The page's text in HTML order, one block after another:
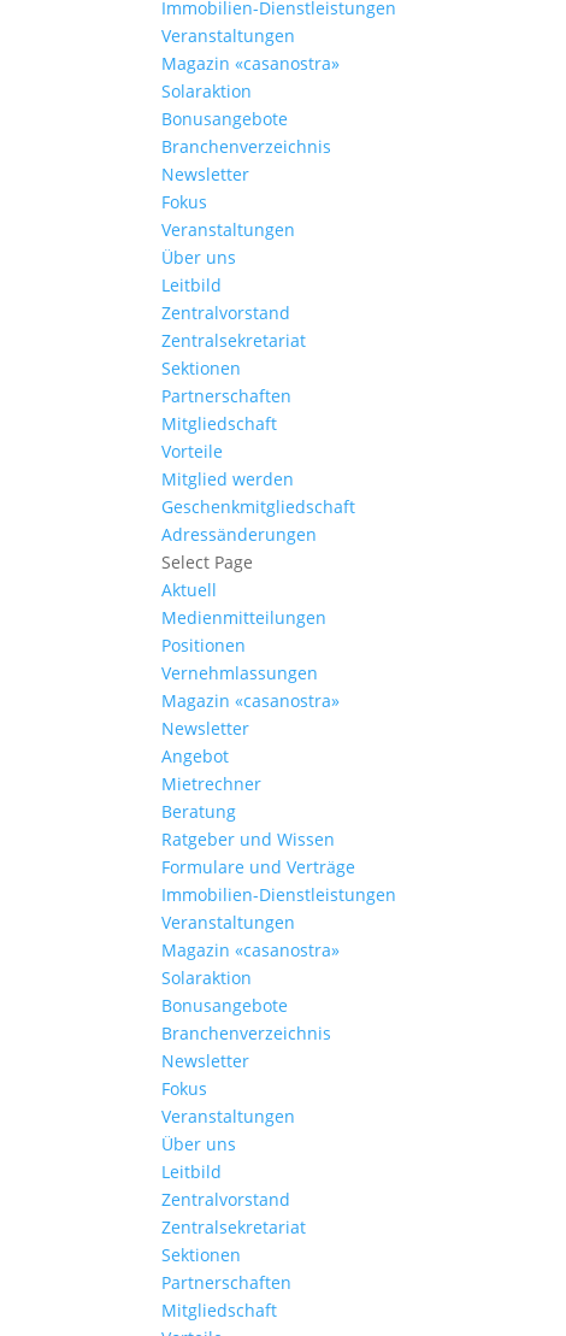
Immobilien-Dienstleistungen
Veranstaltungen
Magazin «casanostra»
Solaraktion
Bonusangebote
Branchenverzeichnis
Newsletter
Fokus
Veranstaltungen
Über uns
Leitbild
Zentralvorstand
Zentralsekretariat
Sektionen
Partnerschaften
Mitgliedschaft
Vorteile
Mitglied werden
Geschenkmitgliedschaft
Adressänderungen
Select Page
Aktuell
Medienmitteilungen
Positionen
Vernehmlassungen
Magazin «casanostra»
Newsletter
Angebot
Mietrechner
Beratung
Ratgeber und Wissen
Formulare und Verträge
Immobilien-Dienstleistungen
Veranstaltungen
Magazin «casanostra»
Solaraktion
Bonusangebote
Branchenverzeichnis
Newsletter
Fokus
Veranstaltungen
Über uns
Leitbild
Zentralvorstand
Zentralsekretariat
Sektionen
Partnerschaften
Mitgliedschaft